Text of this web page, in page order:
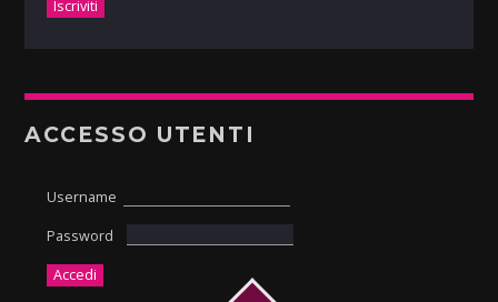
ACCESSO UTENTI
Username
Password